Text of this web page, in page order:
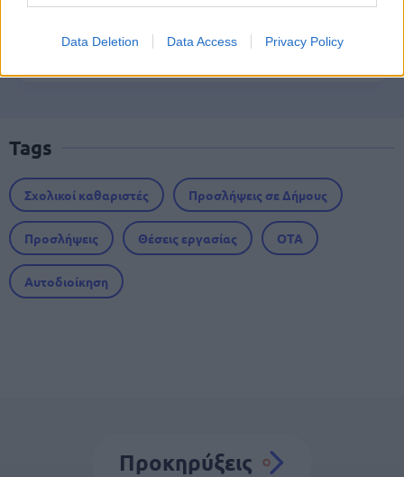
Data Deletion Data Access Privacy Policy
Κατώτατος μισθός: Σενάριο για
αύξηση στα 1.000 ευρώ από το 2027
Tags
Σχολικοί καθαριστές Προσλήψεις σε Δήμους
Προσλήψεις Θέσεις εργασίας ΟΤΑ
Αυτοδιοίκηση
Προκηρύξεις